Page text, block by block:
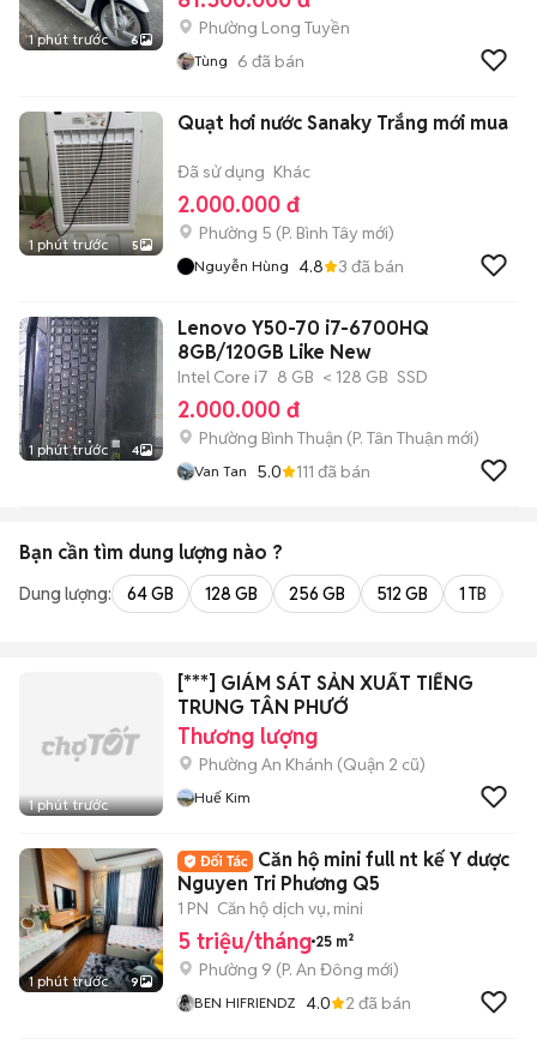
1 phút trước 6
Phường Long Tuyền
Tùng 6 đã bán
1 phút trước 5
Quạt hơi nước Sanaky Trắng mới mua
Đã sử dụng Khác
2.000.000 đ
Phường 5 (P. Bình Tây mới)
Nguyễn Hùng 4.8 3 đã bán
1 phút trước 4
Lenovo Y50-70 i7-6700HQ
8GB/120GB Like New
Intel Core i7 8 GB < 128 GB SSD
2.000.000 đ
Phường Bình Thuận (P. Tân Thuận mới)
Van Tan 5.0 111 đã bán
Bạn cần tìm dung lượng nào ?
Dung lượng: 64 GB 128 GB 256 GB 512 GB 1 TB
1 phút trước
[***] GIÁM SÁT SẢN XUẤT TIẾNG
TRUNG TÂN PHƯỚ
Thương lượng
Phường An Khánh (Quận 2 cũ)
Huế Kim
1 phút trước 9
Căn hộ mini full nt kế Y dược
Nguyen Tri Phương Q5
1 PN Căn hộ dịch vụ, mini
5 triệu/tháng 25 m²
Phường 9 (P. An Đông mới)
BEN HIFRIENDZ 4.0 2 đã bán